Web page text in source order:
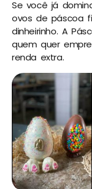
Se você já
ovos de páscoa
dinheirinho. A
quem quer
renda extra.